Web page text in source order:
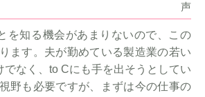
声
を知る機会があまりないので、この
ます。夫が勤めている製造業の若い
でなく、to Cにも手を出そうとしてい
野も必要ですが、まずは今の仕事の